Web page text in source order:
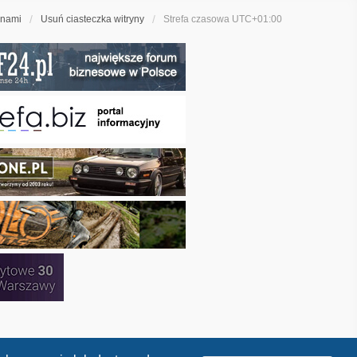
Usuń ciasteczka witryny Strefa czasowa UTC+01:00